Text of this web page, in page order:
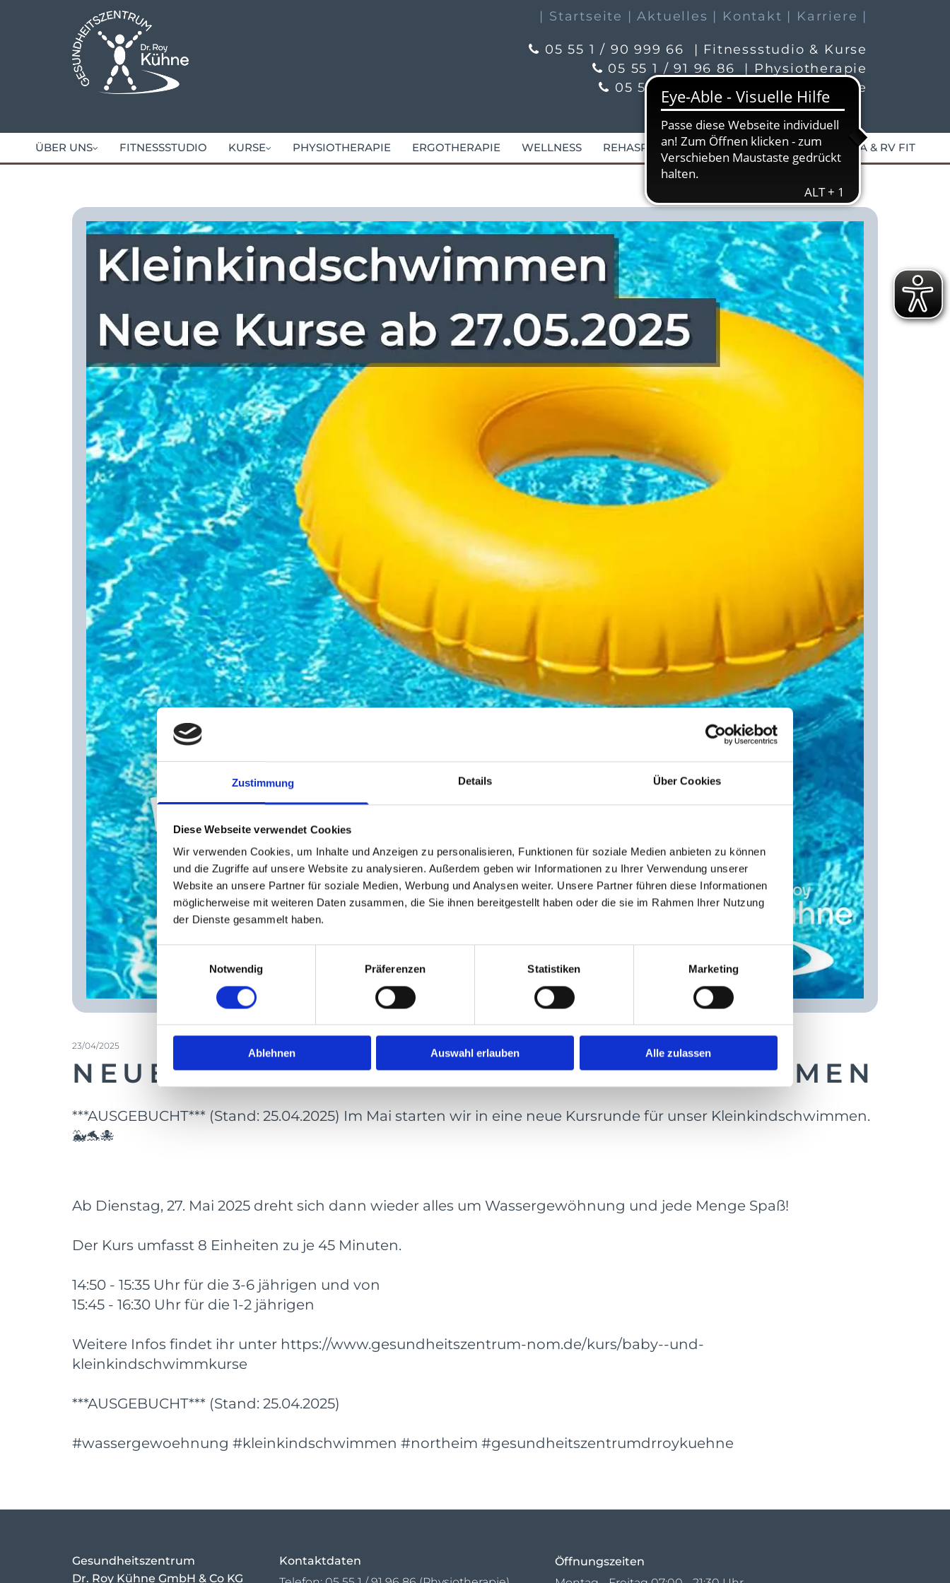
Zustimmung Details Über Cookies
Diese Webseite verwendet Cookies
Wir verwenden Cookies, um Inhalte und Anzeigen zu personalisieren, Funktionen für soziale Medien anbieten zu können
und die Zugriffe auf unsere Website zu analysieren. Außerdem geben wir Informationen zu Ihrer Verwendung unserer
Website an unsere Partner für soziale Medien, Werbung und Analysen weiter. Unsere Partner führen diese Informationen
möglicherweise mit weiteren Daten zusammen, die Sie ihnen bereitgestellt haben oder die sie im Rahmen Ihrer Nutzung
der Dienste gesammelt haben.
Notwendig
Präferenzen Statistiken Marketing
Ablehnen Auswahl erlauben Alle zulassen
| Startseite | Aktuelles | Kontakt | Karriere |
 05 55 1 / 90 999 66 | Fitnessstudio & Kurse
 05 55 1 / 91 96 86 | Physiotherapie
 05 55 1 / 54 230 19 | Ergotherapie
ÜBER UNS FITNESSSTUDIO KURSE PHYSIOTHERAPIE ERGOTHERAPIE WELLNESS REHASPORT & FUNKTIONSTRAINING T-RENA & RV FIT
23/04/2025
NEUER KURSSTART KLEINKINDSCHWIMMEN
***AUSGEBUCHT*** (Stand: 25.04.2025) Im Mai starten wir in eine neue Kursrunde für unser Kleinkindschwimmen.
🐳🐬🐙
Ab Dienstag, 27. Mai 2025 dreht sich dann wieder alles um Wassergewöhnung und jede Menge Spaß!
Der Kurs umfasst 8 Einheiten zu je 45 Minuten.
14:50 - 15:35 Uhr für die 3-6 jährigen und von
15:45 - 16:30 Uhr für die 1-2 jährigen
Weitere Infos findet ihr unter https://www.gesundheitszentrum-nom.de/kurs/baby--und-
kleinkindschwimmkurse
***AUSGEBUCHT*** (Stand: 25.04.2025)
#wassergewoehnung #kleinkindschwimmen #northeim #gesundheitszentrumdrroykuehne
Gesundheitszentrum
Dr. Roy Kühne GmbH & Co KG
Kontaktdaten
Öffnungszeiten